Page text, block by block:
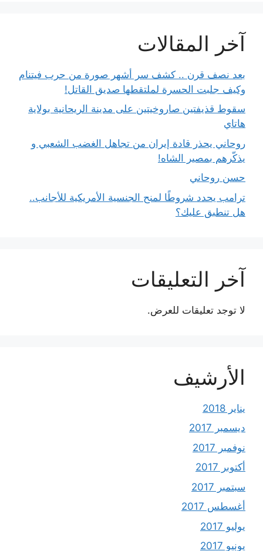
آخر المقالات
بعد نصف قرن .. كشف سر أشهر صورة من حرب فيتنام
وكيف جلبت الحسرة لملتقطها صديق القاتل!
سقوط قذيفتين صاروخيتين على مدينة الريحانية بولاية
هاتاي
روحاني يحذر قادة إيران من تجاهل الغضب الشعبي و
يذكّرهم بمصير الشاه!
حسن روحاني
ترامب يحدد شروطًا لمنح الجنسية الأمريكية للأجانب..
هل تنطبق عليك؟
آخر التعليقات
لا توجد تعليقات للعرض.
الأرشيف
يناير 2018
ديسمبر 2017
نوفمبر 2017
أكتوبر 2017
سبتمبر 2017
أغسطس 2017
يوليو 2017
يونيو 2017